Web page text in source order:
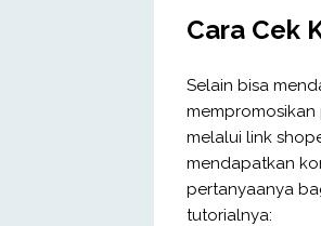
Cara Cek
Selain bisa
mempromosikan
melalui link
mendapatkan
pertanyaanya
tutorialnya: